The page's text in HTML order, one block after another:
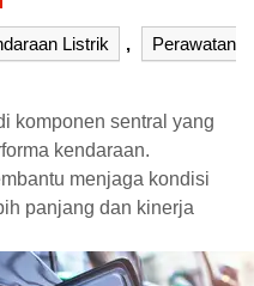
Listrik ,
Perawatan
komponen sentral yang
kendaraan.
menjaga kondisi
panjang dan kinerja